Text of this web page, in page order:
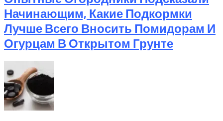
Начинающим, Какие Подкормки
Лучше Всего Вносить Помидорам И
Огурцам В Открытом Грунте